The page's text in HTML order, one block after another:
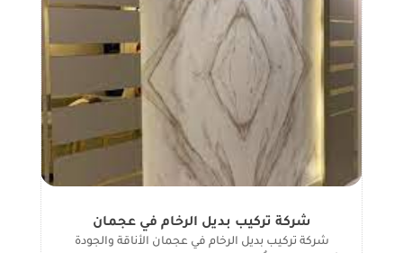
شركة تركيب بديل الرخام في عجمان
شركة تركيب بديل الرخام في عجمان الأناقة والجودة